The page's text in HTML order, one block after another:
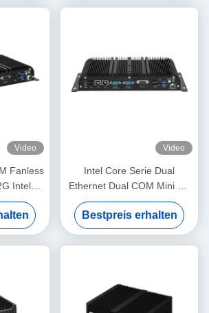
Video
Fanless
Intel
Mini
Video
Intel Core Serie Dual
Ethernet Dual COM Mini PC
Industrie ohne Lüfter mit
DDR4 32G
Bestpreis erhalten